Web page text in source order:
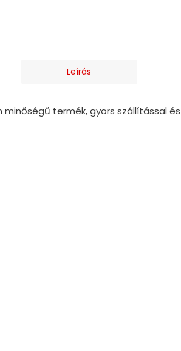
Leírás
minőségű termék, gyors szállítással